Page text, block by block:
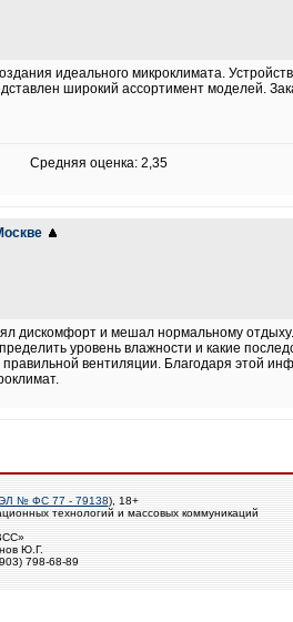
идеального микроклимата.
широкий ассортимент моделей.
Средняя оценка: 2,35
дискомфорт и мешал нормальному
уровень влажности и какие
вентиляции. Благодаря этой
№ ФС 77 - 79138), 18+
технологий и массовых коммуникаций
Ю.Г.
798-68-89